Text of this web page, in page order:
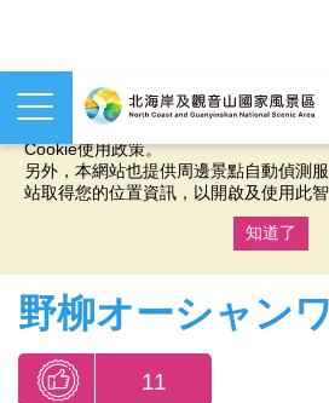
本網站使用cookies等相關技術以持續優
您提供更佳的體驗，當您繼續使用本網
Cookie使用政策。
另外，本網站也提供周邊景點自動偵測
站取得您的位置資訊，以開啟及使用此智
知道了
野柳オーシャン
11